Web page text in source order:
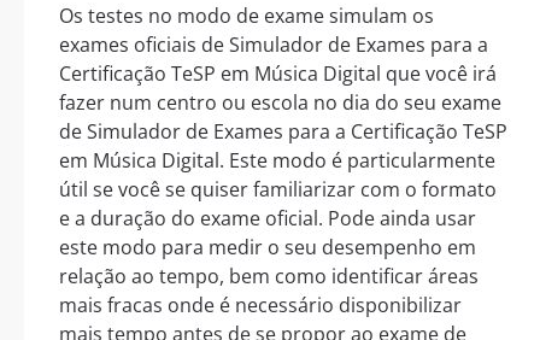
Os testes no modo de exame simulam os
exames oficiais de Simulador de Exames para a
Certificação TeSP em Música Digital que você irá
fazer num centro ou escola no dia do seu exame
de Simulador de Exames para a Certificação TeSP
em Música Digital. Este modo é particularmente
útil se você se quiser familiarizar com o formato
e a duração do exame oficial. Pode ainda usar
este modo para medir o seu desempenho em
relação ao tempo, bem como identificar áreas
mais fracas onde é necessário disponibilizar
mais tempo antes de se propor ao exame de